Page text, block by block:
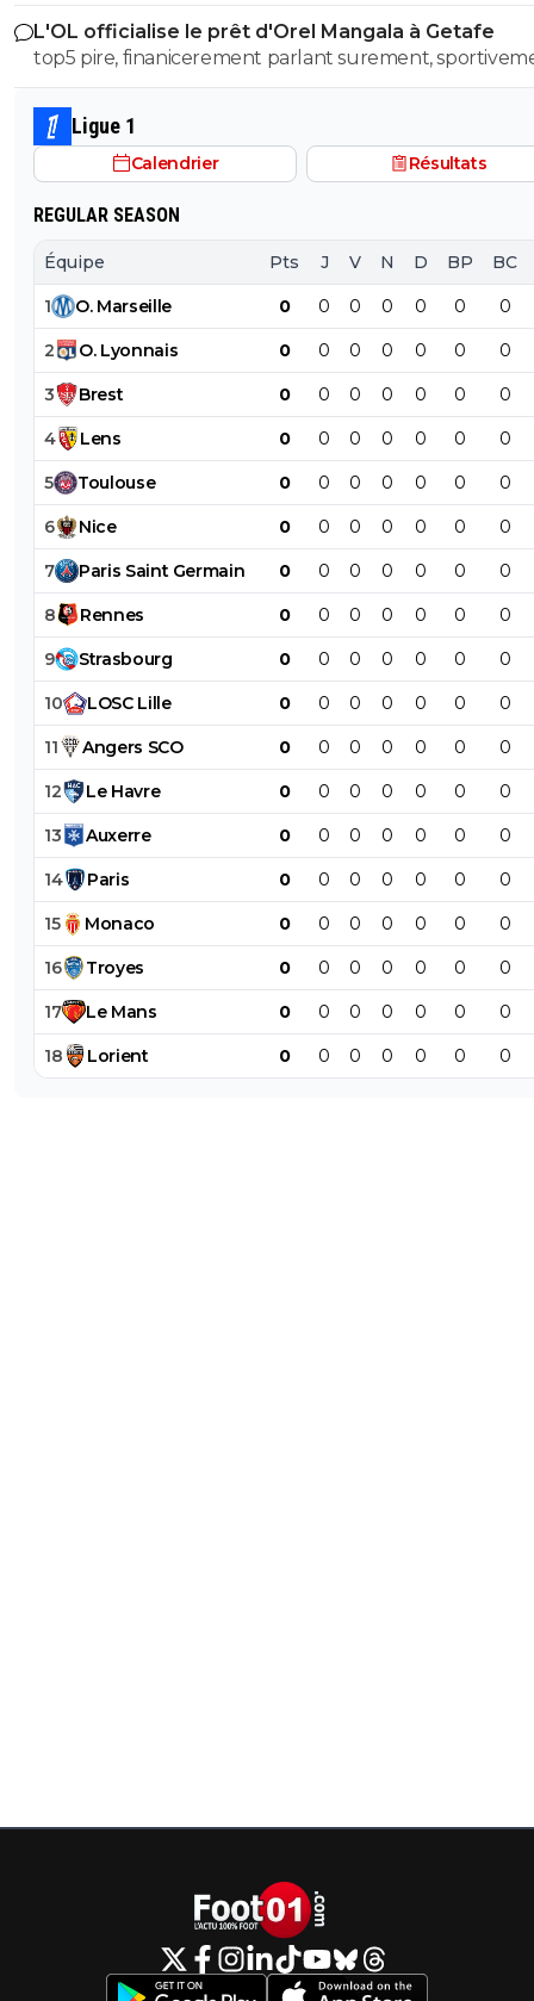
L'OL officialise le prêt d'Orel Mangala à Getafe
top5 pire, finanicerement parlant surement,
parlant on a eu des casseroles bien pire
Ligue 1
Calendrier Résultats
REGULAR SEASON
Équipe Pts J V N D BP BC
1 O. Marseille 0 0 0 0 0 0 0
2 O. Lyonnais 0 0 0 0 0 0 0
3 Brest 0 0 0 0 0 0 0
4 Lens 0 0 0 0 0 0 0
5 Toulouse 0 0 0 0 0 0 0
6 Nice 0 0 0 0 0 0 0
7 Paris Saint Germain 0 0 0 0 0 0 0
8 Rennes 0 0 0 0 0 0 0
9 Strasbourg 0 0 0 0 0 0 0
10 LOSC Lille 0 0 0 0 0 0 0
11 Angers SCO 0 0 0 0 0 0 0
12 Le Havre 0 0 0 0 0 0 0
13 Auxerre 0 0 0 0 0 0 0
14 Paris 0 0 0 0 0 0 0
15 Monaco 0 0 0 0 0 0 0
16 Troyes 0 0 0 0 0 0 0
17 Le Mans 0 0 0 0 0 0 0
18 Lorient 0 0 0 0 0 0 0